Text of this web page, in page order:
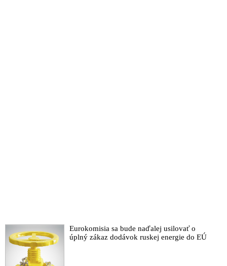
Eurokomisia sa bude naďalej usilovať o
úplný zákaz dodávok ruskej energie do EÚ